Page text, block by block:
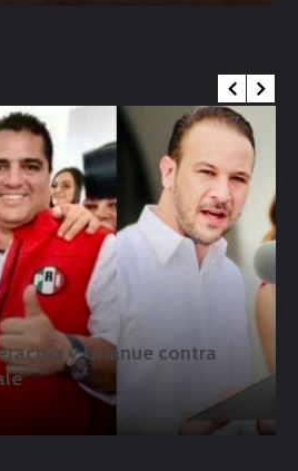
y Unánue contra